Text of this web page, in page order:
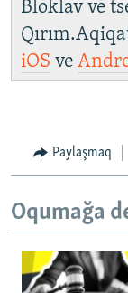
Bloklav ve
iOS ve
Paylaşmaq
Oqumağa